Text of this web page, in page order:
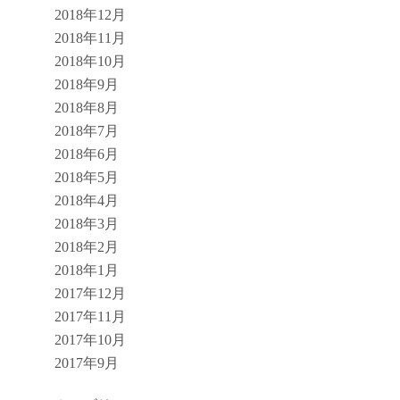
2018年12月
2018年11月
2018年10月
2018年9月
2018年8月
2018年7月
2018年6月
2018年5月
2018年4月
2018年3月
2018年2月
2018年1月
2017年12月
2017年11月
2017年10月
2017年9月